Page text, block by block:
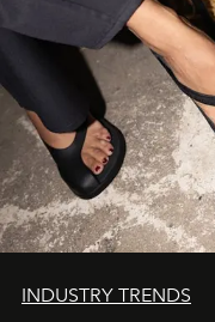
INDUSTRY TRENDS